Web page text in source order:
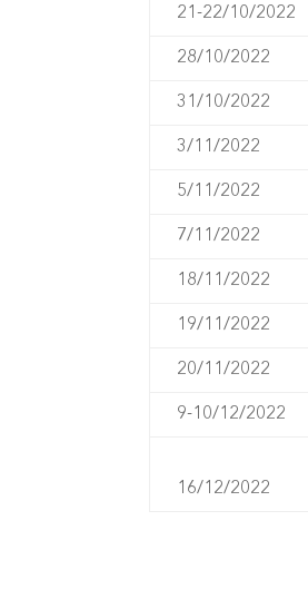
21-22/10/2022
28/10/2022
31/10/2022
3/11/2022
5/11/2022
7/11/2022
18/11/2022
19/11/2022
20/11/2022
9-10/12/2022
16/12/2022